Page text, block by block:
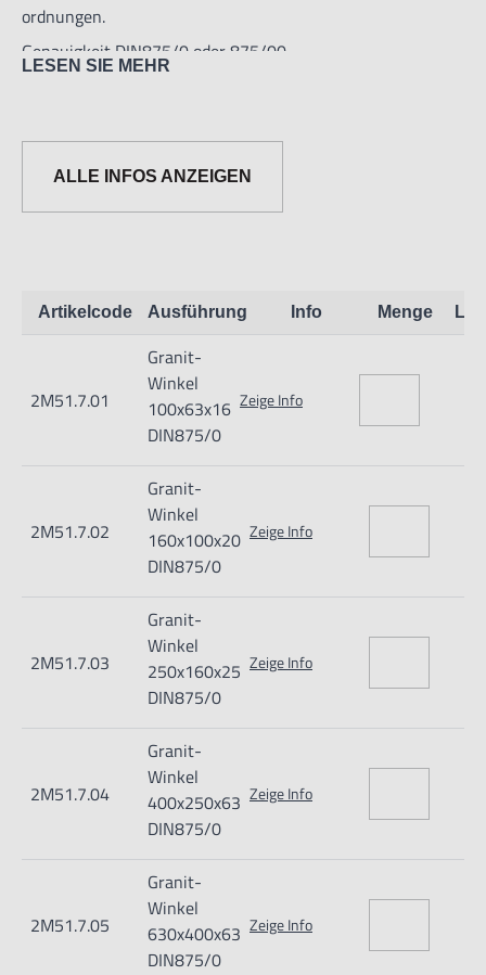
ordnungen.
Genauigkeit DIN875/0 oder 875/00
LESEN SIE MEHR
ALLE INFOS ANZEIGEN
Artikelcode Ausführung Info Menge
2M51.7.01
Granit-
Winkel
100x63x16
DIN875/0
Zeige Info
2M51.7.02
Granit-
Winkel
160x100x20
DIN875/0
Zeige Info
2M51.7.03
Granit-
Winkel
250x160x25
DIN875/0
Zeige Info
2M51.7.04
Granit-
Winkel
400x250x63
DIN875/0
Zeige Info
2M51.7.05
Granit-
Winkel
630x400x63
DIN875/0
Zeige Info